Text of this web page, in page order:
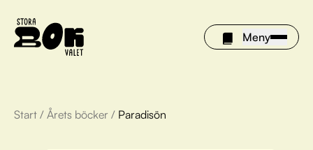
Meny
Årets böcker
Start / Årets böcker / Paradisön